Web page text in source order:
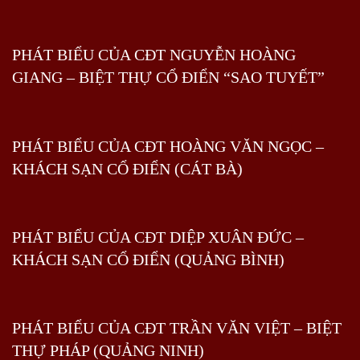
PHÁT BIỂU CỦA CĐT NGUYỄN HOÀNG
GIANG – BIỆT THỰ CỔ ĐIỂN “SAO TUYẾT”
PHÁT BIỂU CỦA CĐT HOÀNG VĂN NGỌC –
KHÁCH SẠN CỔ ĐIỂN (CÁT BÀ)
PHÁT BIỂU CỦA CĐT DIỆP XUÂN ĐỨC –
KHÁCH SẠN CỔ ĐIỂN (QUẢNG BÌNH)
PHÁT BIỂU CỦA CĐT TRẦN VĂN VIỆT – BIỆT
THỰ PHÁP (QUẢNG NINH)